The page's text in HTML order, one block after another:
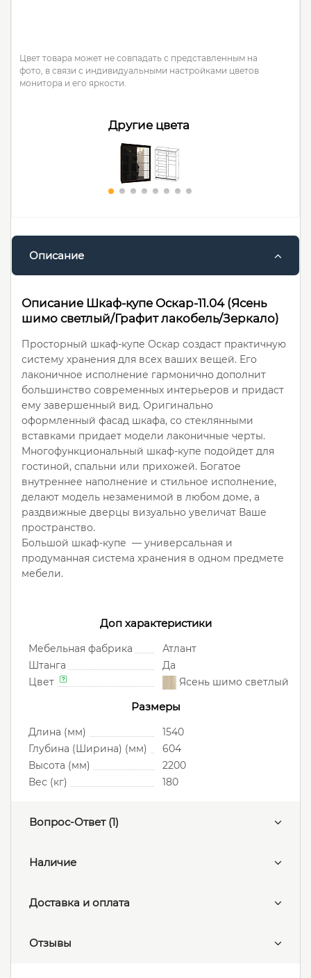
Цвет товара может не совпадать с представленным на
фото, в связи с индивидуальными настройками цветов
монитора и его яркости.
Другие цвета
Описание
Описание Шкаф-купе Оскар-11.04 (Ясень
шимо светлый/Графит лакобель/Зеркало)
Просторный шкаф-купе Оскар создаст практичную
систему хранения для всех ваших вещей. Его
лаконичное исполнение гармонично дополнит
большинство современных интерьеров и придаст
ему завершенный вид. Оригинально
оформленный фасад шкафа, со стеклянными
вставками придает модели лаконичные черты.
Многофункциональный шкаф-купе подойдет для
гостиной, спальни или прихожей. Богатое
внутреннее наполнение и стильное исполнение,
делают модель незаменимой в любом доме, а
раздвижные дверцы визуально увеличат Ваше
пространство.
Большой шкаф-купе — универсальная и
продуманная система хранения в одном предмете
мебели.
Доп характеристики
Мебельная фабрика
Атлант
Штанга
Да
Цвет
Ясень шимо светлый
Размеры
Длина (мм)
1540
Глубина (Ширина) (мм)
604
Высота (мм)
2200
Вес (кг)
180
Вопрос-Ответ(1)
Наличие
Доставка и оплата
Отзывы